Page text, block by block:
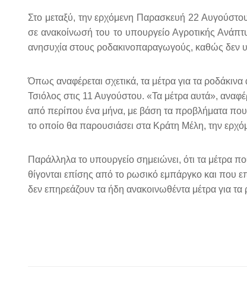
Στο μεταξύ, την ερχόμενη Παρασκευή 22
σε ανακοίνωσή του το υπουργείο Αγροτικής
ανησυχία στους ροδακινοπαραγωγούς, καθώς δεν
Όπως αναφέρεται σχετικά, τα μέτρα για τα
Τσιόλος στις 11 Αυγούστου. «Τα μέτρα αυτά»,
από περίπου ένα μήνα, με βάση τα προβλήματα που
το οποίο θα παρουσιάσει στα Κράτη Μέλη, την
Παράλληλα το υπουργείο σημειώνει, ότι τα
θίγονται επίσης από το ρωσικό εμπάργκο και που
δεν επηρεάζουν τα ήδη ανακοινωθέντα μέτρα για τα